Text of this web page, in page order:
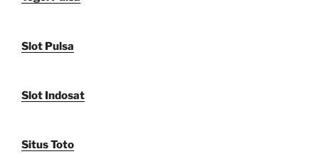
Slot Pulsa
Slot Indosat
Situs Toto